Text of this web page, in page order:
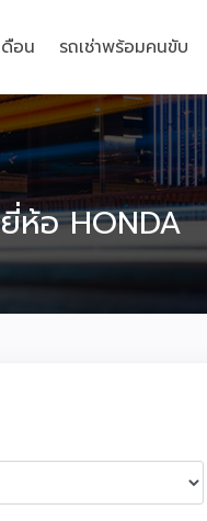
ดือน รถเช่าพร้อมคนขับ
ห้อ HONDA